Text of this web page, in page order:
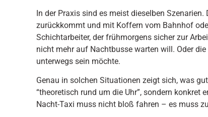
In der Praxis sind es meist dieselben
zurückkommt und mit Koffern vom Bahnhof
Schichtarbeiter, der frühmorgens sicher zur
nicht mehr auf Nachtbusse warten will. Oder
unterwegs sein möchte.
Genau in solchen Situationen zeigt sich, was
“theoretisch rund um die Uhr”, sondern konkret
Nacht-Taxi muss nicht bloß fahren – es muss